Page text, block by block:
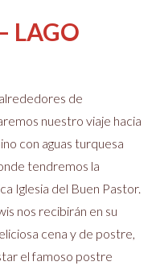
LAGO
de
nuestro viaje hacia
con aguas turquesa
tendremos la
Iglesia del Buen Pastor.
nos recibirán en su
cena y de postre,
el famoso postre